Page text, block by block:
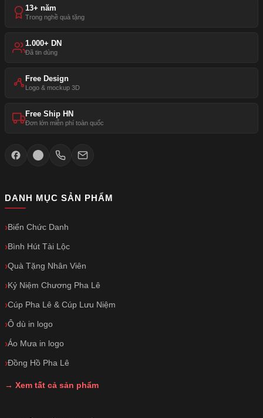
13+ năm
Trong nghề quà tặng
1.000+ DN
Đã tin dùng
Free Design
Logo & mockup 3D
Free Ship HN
Đơn lớn miễn phí toàn quốc
DANH MỤC SẢN PHẨM
Biển Chức Danh
Bình Hút Tài Lộc
Quà Tặng Nhân Viên
Kỷ Niệm Chương Pha Lê
Cúp Pha Lê & Cúp Lưu Niệm
Ô dù in logo
Áo Mưa in logo
Đồng Hồ Pha Lê
→ Xem tất cả sản phẩm